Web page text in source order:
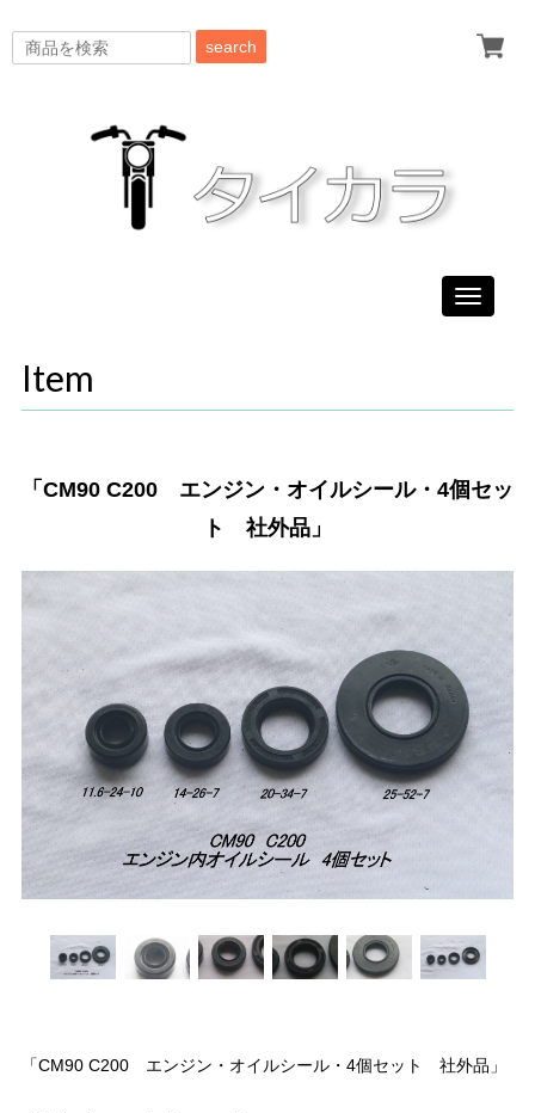
search
Toggle
Item
「CM90 C200 エンジン・オイルシール・4個セッ
ト 社外品」
「CM90 C200 エンジン・オイルシール・4個セット 社外品」